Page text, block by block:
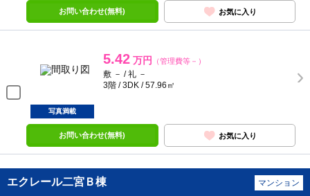
お問い合わせ(無料) お気に入り
5.42 万円 （管理費等－）
敷 － / 礼 －
3階 / 3DK / 57.96㎡
写真満載
お問い合わせ(無料) お気に入り
エクレール二宮Ｂ棟 マンション